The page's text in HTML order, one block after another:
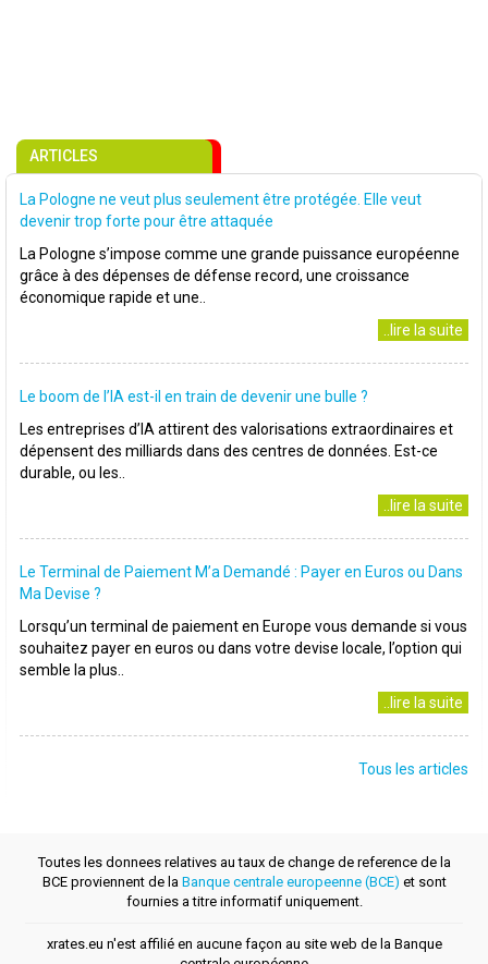
ARTICLES
La Pologne ne veut plus seulement être protégée. Elle veut
devenir trop forte pour être attaquée
La Pologne s’impose comme une grande puissance européenne
grâce à des dépenses de défense record, une croissance
économique rapide et une..
..lire la suite
Le boom de l’IA est-il en train de devenir une bulle ?
Les entreprises d’IA attirent des valorisations extraordinaires et
dépensent des milliards dans des centres de données. Est-ce
durable, ou les..
..lire la suite
Le Terminal de Paiement M’a Demandé : Payer en Euros ou Dans
Ma Devise ?
Lorsqu’un terminal de paiement en Europe vous demande si vous
souhaitez payer en euros ou dans votre devise locale, l’option qui
semble la plus..
..lire la suite
Tous les articles
Toutes les donnees relatives au taux de change de reference de la
BCE proviennent de la Banque centrale europeenne (BCE) et sont
fournies a titre informatif uniquement.
xrates.eu n'est affilié en aucune façon au site web de la Banque